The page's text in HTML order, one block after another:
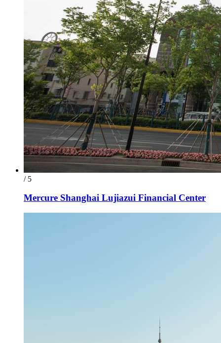
/ 5
Mercure Shanghai Lujiazui Financial Center